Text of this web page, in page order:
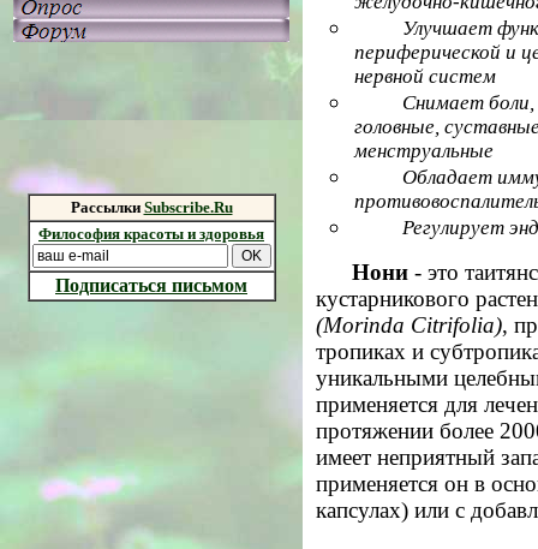
Рассылки Subscribe.Ru
Философия красоты и здоровья
Подписаться письмом
Улучшает
периферической и
нервной систем
Снимает боли,
головные,
менструальные
Обладает
Регулирует
Нони - это
кустарникового
(Morinda Citrifolia),
тропиках и
уникальными
применяется для
протяжении более
имеет неприятный
применяется он в
капсулах) или с